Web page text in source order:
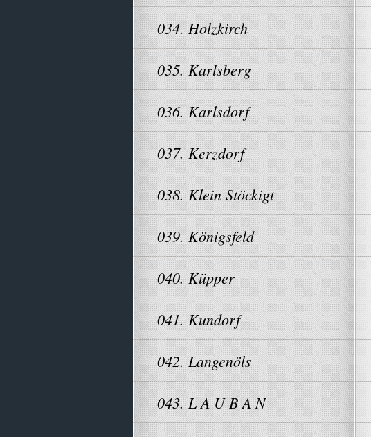
034. Holzkirch
035. Karlsberg
036. Karlsdorf
037. Kerzdorf
038. Klein Stöckigt
039. Königsfeld
040. Küpper
041. Kundorf
042. Langenöls
043. L A U B A N